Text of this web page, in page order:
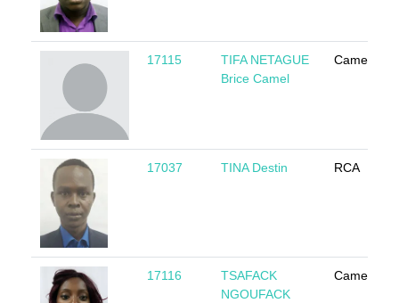
17115
TIFA NETAGUE
Brice Camel
Cameroun
17037 TINA Destin RCA
17116
TSAFACK
NGOUFACK
Cameroun